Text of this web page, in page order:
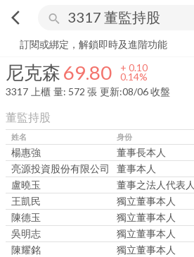
arrow_back_ios search
尼克森 69.80 + 0.14%
訂閱或綁定，解鎖即時及進階功能
尼克森69.80 + 0.10
0.14%
3317 上櫃 量: 572 張 更新:08/06 收盤
董監持股
姓名 身份
楊惠強 董事長本人
亮源投資股份有限公司
董事本人
盧曉玉
董事之法人代表人
王凱民
獨立董事本人
陳德玉
獨立董事本人
吳明志
獨立董事本人
陳耀銘
獨立董事本人